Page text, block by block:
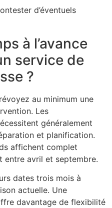
d’éventuels
à l’avance
service de
?
au minimum une
Les
généralement
et planification.
affichent complet
entre avril et septembre.
dates trois mois à
actuelle. Une
davantage de flexibilité